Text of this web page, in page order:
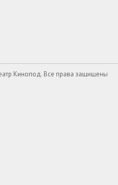
Кинопод. Все права защищены